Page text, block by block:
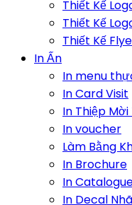
Thiết Kế
Thiết Kế
Thiết Kế
In Ấn
In menu
In Card Visit
In Thiệp Mời
In voucher
Làm Bằng
In Brochure
In
In Decal